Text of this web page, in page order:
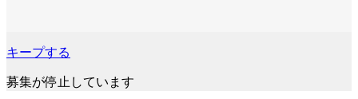
キープする
募集が停止しています